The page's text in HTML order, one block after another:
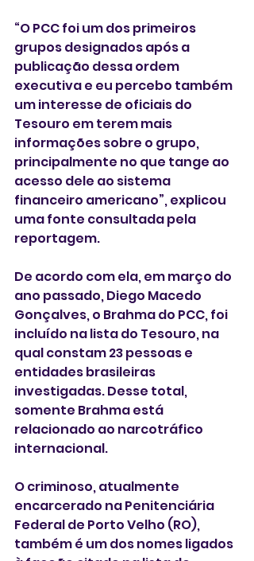
“O PCC foi um dos primeiros
grupos designados após a
publicação dessa ordem
executiva e eu percebo também
um interesse de oficiais do
Tesouro em terem mais
informações sobre o grupo,
principalmente no que tange ao
acesso dele ao sistema
financeiro americano”, explicou
uma fonte consultada pela
reportagem.
De acordo com ela, em março do
ano passado, Diego Macedo
Gonçalves, o Brahma do PCC, foi
incluído na lista do Tesouro, na
qual constam 23 pessoas e
entidades brasileiras
investigadas. Desse total,
somente Brahma está
relacionado ao narcotráfico
internacional.
O criminoso, atualmente
encarcerado na Penitenciária
Federal de Porto Velho (RO),
também é um dos nomes ligados